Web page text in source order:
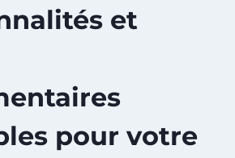
et
pour votre